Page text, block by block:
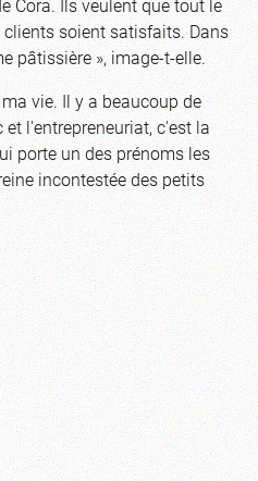
Cora. Ils veulent que tout le
soient satisfaits. Dans
pâtissière », image-t-elle.
vie. Il y a beaucoup de
l'entrepreneuriat, c'est la
porte un des prénoms les
incontestée des petits